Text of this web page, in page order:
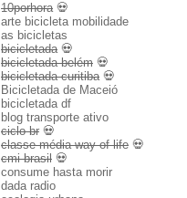
10porhora💀
arte bicicleta mobilidade
as bicicletas
bicicletada💀
bicicletada belém 💀
bicicletada curitiba💀
Bicicletada de Maceió
bicicletada df
blog transporte ativo
ciclo br 💀
classe média way of life 💀
cmi brasil 💀
consume hasta morir
dada radio